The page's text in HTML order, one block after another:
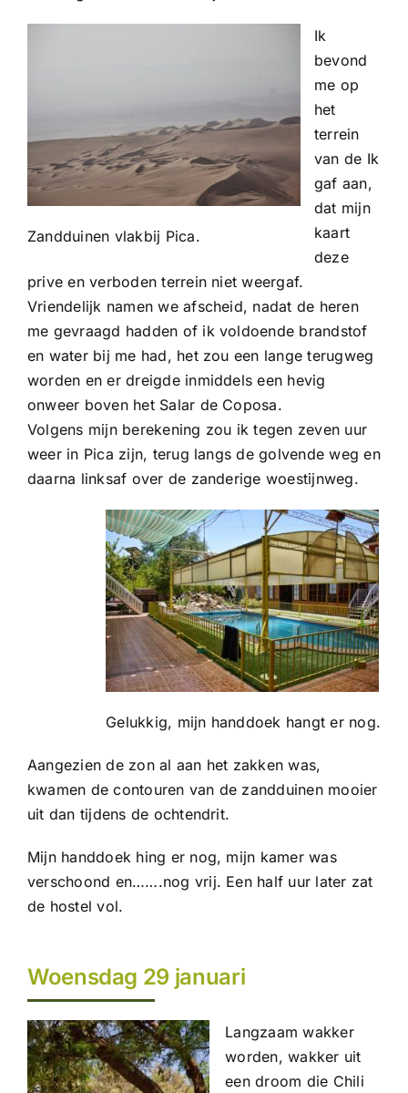
Zandduinen vlakbij Pica.
Ik
bevond
me op
het
terrein
van de Ik
gaf aan,
dat mijn
kaart
deze
prive en verboden terrein niet weergaf.
Vriendelijk namen we afscheid, nadat de heren
me gevraagd hadden of ik voldoende brandstof
en water bij me had, het zou een lange terugweg
worden en er dreigde inmiddels een hevig
onweer boven het Salar de Coposa.
Volgens mijn berekening zou ik tegen zeven uur
weer in Pica zijn, terug langs de golvende weg en
daarna linksaf over de zanderige woestijnweg.
Gelukkig, mijn handdoek hangt er nog.
Aangezien de zon al aan het zakken was,
kwamen de contouren van de zandduinen mooier
uit dan tijdens de ochtendrit.
Mijn handdoek hing er nog, mijn kamer was
verschoond en…….nog vrij. Een half uur later zat
de hostel vol.
Woensdag 29 januari
Langzaam wakker
worden, wakker uit
een droom die Chili